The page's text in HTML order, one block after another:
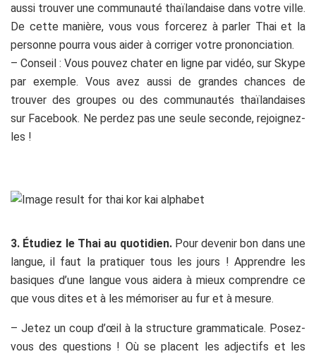
aussi trouver une communauté thaïlandaise dans votre ville.
De cette manière, vous vous forcerez à parler Thai et la
personne pourra vous aider à corriger votre prononciation.
– Conseil : Vous pouvez chater en ligne par vidéo, sur Skype
par exemple. Vous avez aussi de grandes chances de
trouver des groupes ou des communautés thaïlandaises
sur Facebook. Ne perdez pas une seule seconde, rejoignez-
les !
3. Étudiez le Thai au quotidien.Pour devenir bon dans une
langue, il faut la pratiquer tous les jours ! Apprendre les
basiques d’une langue vous aidera à mieux comprendre ce
que vous dites et à les mémoriser au fur et à mesure.
– Jetez un coup d’œil à la structure grammaticale. Posez-
vous des questions ! Où se placent les adjectifs et les